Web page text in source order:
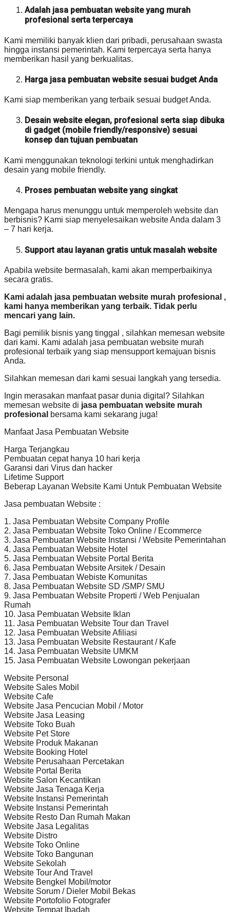
Adalah jasa pembuatan website yang murah
profesional serta terpercaya
Kami memiliki banyak klien dari pribadi, perusahaan swasta
hingga instansi pemerintah. Kami terpercaya serta hanya
memberikan hasil yang berkualitas.
Harga jasa pembuatan website sesuai budget Anda
Kami siap memberikan yang terbaik sesuai budget Anda.
Desain website elegan, profesional serta siap dibuka
di gadget (mobile friendly/responsive) sesuai
konsep dan tujuan pembuatan
Kami menggunakan teknologi terkini untuk menghadirkan
desain yang mobile friendly.
Proses pembuatan website yang singkat
Mengapa harus menunggu untuk memperoleh website dan
berbisnis? Kami siap menyelesaikan website Anda dalam 3
– 7 hari kerja.
Support atau layanan gratis untuk masalah website
Apabila website bermasalah, kami akan memperbaikinya
secara gratis.
Kami adalah jasa pembuatan website murah profesional ,
kami hanya memberikan yang terbaik. Tidak perlu
mencari yang lain.
Bagi pemilik bisnis yang tinggal , silahkan memesan website
dari kami. Kami adalah jasa pembuatan website murah
profesional terbaik yang siap mensupport kemajuan bisnis
Anda.
Silahkan memesan dari kami sesuai langkah yang tersedia.
Ingin merasakan manfaat pasar dunia digital? Silahkan
memesan website di jasa pembuatan website murah
profesional bersama kami sekarang juga!
Manfaat Jasa Pembuatan Website
Harga Terjangkau
Pembuatan cepat hanya 10 hari kerja
Garansi dari Virus dan hacker
Lifetime Support
Beberap Layanan Website Kami Untuk Pembuatan Website
Jasa pembuatan Website :
1. Jasa Pembuatan Website Company Profile
2. Jasa Pembuatan Website Toko Online / Ecommerce
3. Jasa Pembuatan Website Instansi / Website Pemerintahan
4. Jasa Pembuatan Website Hotel
5. Jasa Pembuatan Website Portal Berita
6. Jasa Pembuatan Website Arsitek / Desain
7. Jasa Pembuatan Webiste Komunitas
8. Jasa Pembuatan Website SD /SMP/ SMU
9. Jasa Pembuatan Website Properti / Web Penjualan
Rumah
10. Jasa Pembuatan Website Iklan
11. Jasa Pembuatan Website Tour dan Travel
12. Jasa Pembuatan Website Afiliasi
13. Jasa Pembuatan Website Restaurant / Kafe
14. Jasa Pembuatan Website UMKM
15. Jasa Pembuatan Website Lowongan pekerjaan
Website Personal
Website Sales Mobil
Website Cafe
Website Jasa Pencucian Mobil / Motor
Website Jasa Leasing
Website Toko Buah
Website Pet Store
Website Produk Makanan
Website Booking Hotel
Website Perusahaan Percetakan
Website Portal Berita
Website Salon Kecantikan
Website Jasa Tenaga Kerja
Website Instansi Pemerintah
Website Instansi Pemerintah
Website Resto Dan Rumah Makan
Website Jasa Legalitas
Website Distro
Website Toko Online
Website Toko Bangunan
Website Sekolah
Website Tour And Travel
Website Bengkel Mobil/motor
Website Sorum / Dieler Mobil Bekas
Website Portofolio Fotografer
Website Tempat Ibadah